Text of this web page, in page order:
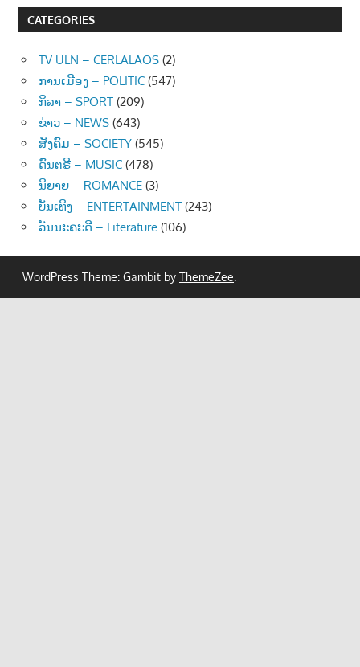
CATEGORIES
TV ULN – CERLALAOS (2)
ການເມືອງ – POLITIC (547)
ກິລາ – SPORT (209)
ຂ່າວ – NEWS (643)
ສັງຄົມ – SOCIETY (545)
ດົນຕຣີ – MUSIC (478)
ນິຍາຍ – ROMANCE (3)
ບັນເທີງ – ENTERTAINMENT (243)
ວັນນະຄະດີ – Literature (106)
WordPress Theme: Gambit by ThemeZee